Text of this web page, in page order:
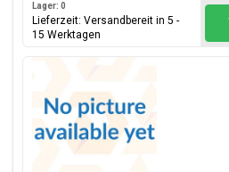
Lager: 0
Lieferzeit: Versandbereit in 5 -
15 Werktagen